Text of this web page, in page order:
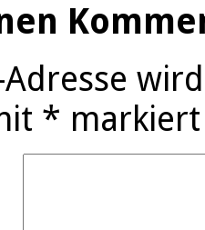
Adresse
* markiert